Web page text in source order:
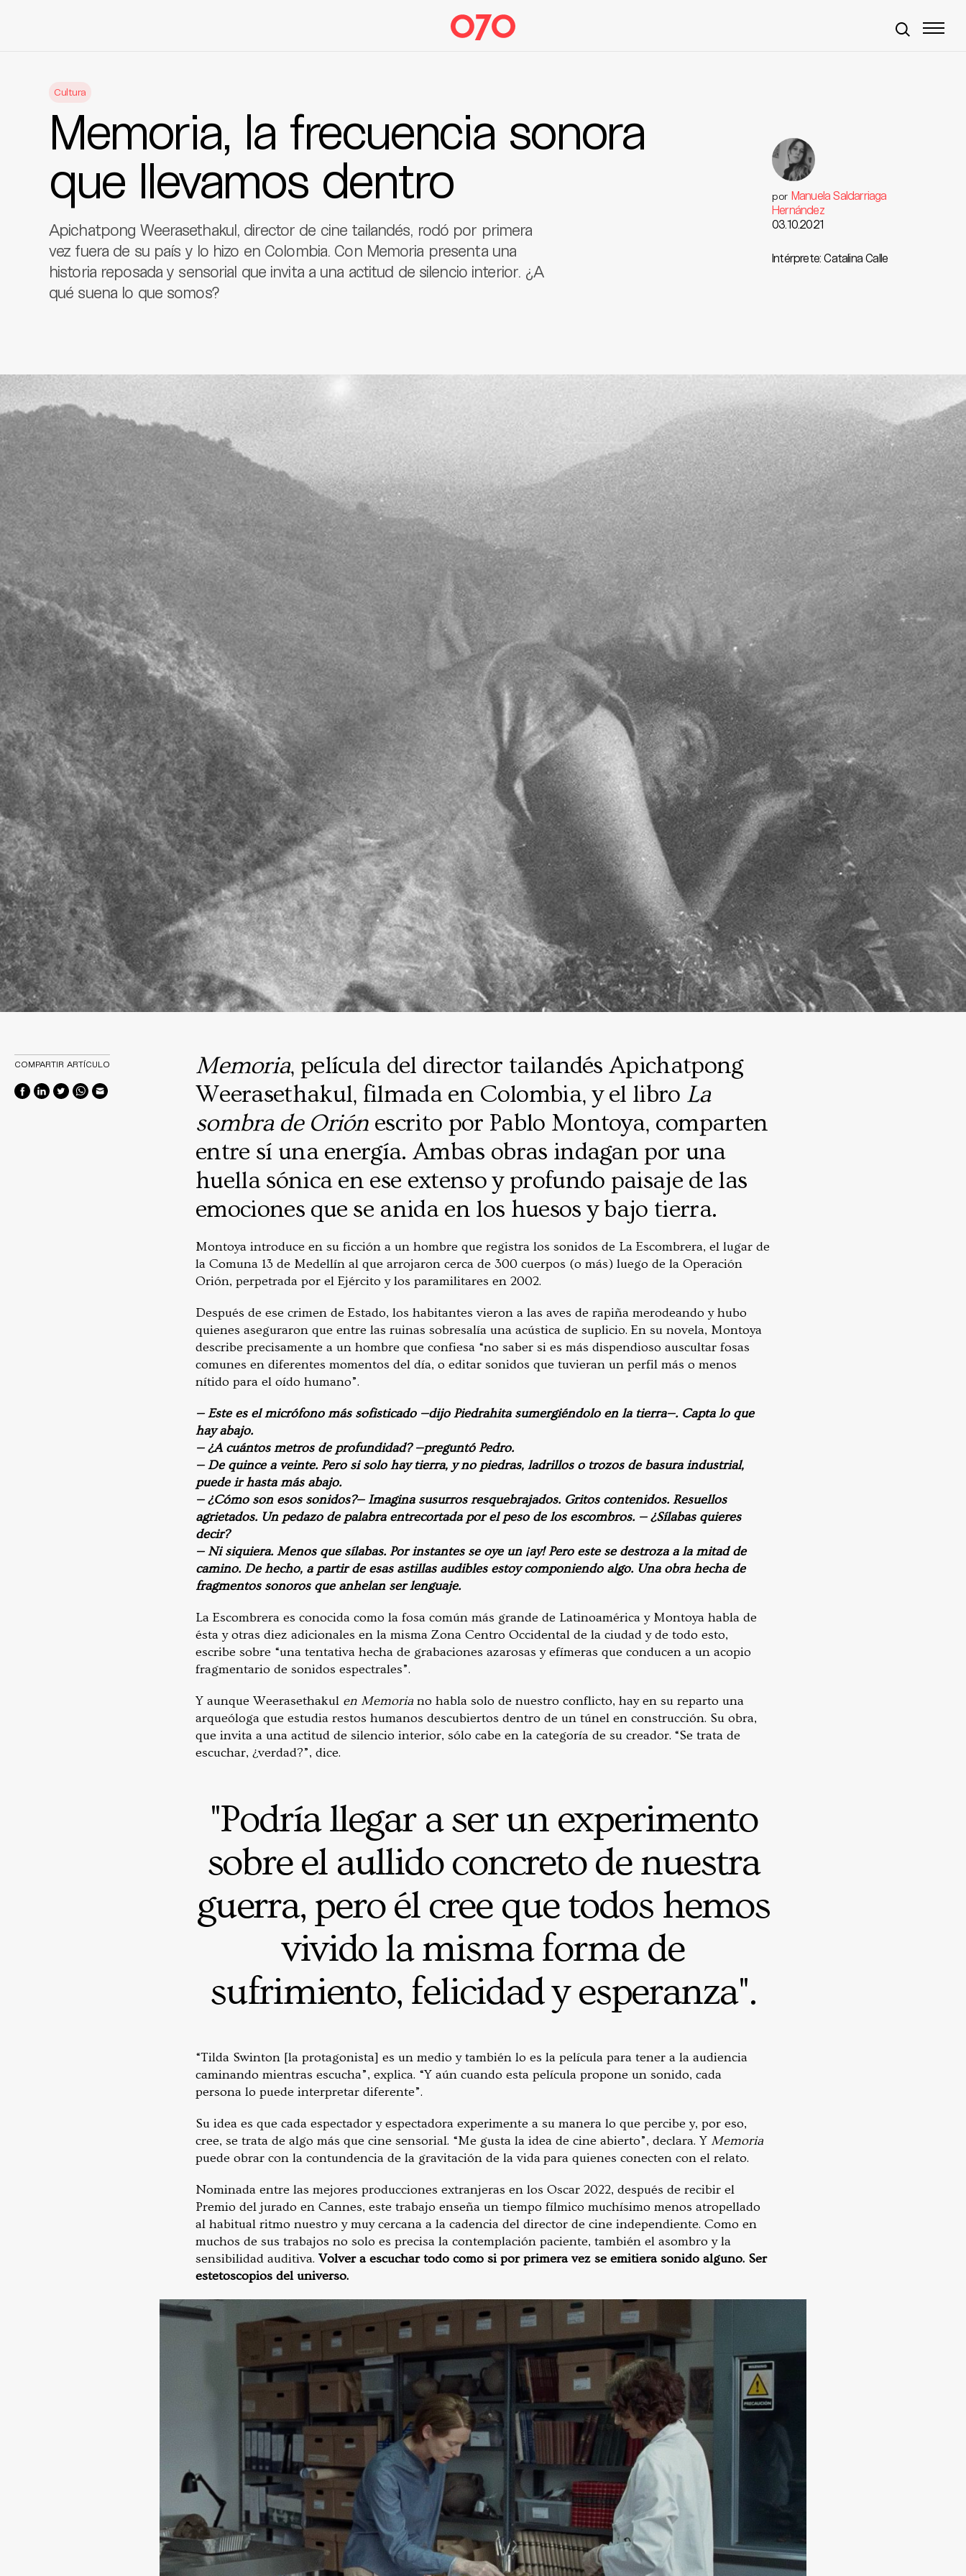
Cultura
Memoria, la frecuencia sonora
que llevamos dentro
Apichatpong Weerasethakul, director de cine tailandés, rodó por primera
vez fuera de su país y lo hizo en Colombia. Con Memoria presenta una
historia reposada y sensorial que invita a una actitud de silencio interior. ¿A
qué suena lo que somos?
por Manuela Saldarriaga
Hernández
03.10.2021
Intérprete: Catalina Calle
Memoria, película del director tailandés Apichatpong
Weerasethakul, filmada en Colombia, y el libro La
sombra de Oriónescrito por Pablo Montoya, comparten
entre sí una energía. Ambas obras indagan por una
huella sónica en ese extenso y profundo paisaje de las
emociones que se anida en los huesos y bajo tierra.
Montoya introduce en su ficción a un hombre que registra los sonidos de La Escombrera, el lugar de
la Comuna 13 de Medellín al que arrojaron cerca de 300 cuerpos (o más) luego de la Operación
Orión, perpetrada por el Ejército y los paramilitares en 2002.
Después de ese crimen de Estado, los habitantes vieron a las aves de rapiña merodeando y hubo
quienes aseguraron que entre las ruinas sobresalía una acústica de suplicio. En su novela, Montoya
describe precisamente a un hombre que confiesa “no saber si es más dispendioso auscultar fosas
comunes en diferentes momentos del día, o editar sonidos que tuvieran un perfil más o menos
nítido para el oído humano”.
— Este es el micrófono más sofisticado —dijo Piedrahita sumergiéndolo en la tierra—. Capta lo que
hay abajo.
— ¿A cuántos metros de profundidad? —preguntó Pedro.
— De quince a veinte. Pero si solo hay tierra, y no piedras, ladrillos o trozos de basura industrial,
puede ir hasta más abajo.
— ¿Cómo son esos sonidos?— Imagina susurros resquebrajados. Gritos contenidos. Resuellos
agrietados. Un pedazo de palabra entrecortada por el peso de los escombros. — ¿Sílabas quieres
decir?
— Ni siquiera. Menos que sílabas. Por instantes se oye un ¡ay! Pero este se destroza a la mitad de
camino. De hecho, a partir de esas astillas audibles estoy componiendo algo. Una obra hecha de
fragmentos sonoros que anhelan ser lenguaje.
La Escombrera es conocida como la fosa común más grande de Latinoamérica y Montoya habla de
ésta y otras diez adicionales en la misma Zona Centro Occidental de la ciudad y de todo esto,
escribe sobre “una tentativa hecha de grabaciones azarosas y efímeras que conducen a un acopio
fragmentario de sonidos espectrales”.
Y aunque Weerasethakul en Memoria no habla solo de nuestro conflicto, hay en su reparto una
arqueóloga que estudia restos humanos descubiertos dentro de un túnel en construcción. Su obra,
que invita a una actitud de silencio interior, sólo cabe en la categoría de su creador. “Se trata de
escuchar, ¿verdad?”, dice.
"Podría llegar a ser un experimento
sobre el aullido concreto de nuestra
guerra, pero él cree que todos hemos
vivido la misma forma de
sufrimiento, felicidad y esperanza".
“Tilda Swinton [la protagonista] es un medio y también lo es la película para tener a la audiencia
caminando mientras escucha”, explica. “Y aún cuando esta película propone un sonido, cada
persona lo puede interpretar diferente”.
Su idea es que cada espectador y espectadora experimente a su manera lo que percibe y, por eso,
cree, se trata de algo más que cine sensorial. “Me gusta la idea de cine abierto”, declara. Y Memoria
puede obrar con la contundencia de la gravitación de la vida para quienes conecten con el relato.
Nominada entre las mejores producciones extranjeras en los Oscar 2022, después de recibir el
Premio del jurado en Cannes, este trabajo enseña un tiempo fílmico muchísimo menos atropellado
al habitual ritmo nuestro y muy cercana a la cadencia del director de cine independiente. Como en
muchos de sus trabajos no solo es precisa la contemplación paciente, también el asombro y la
sensibilidad auditiva. Volver a escuchar todo como si por primera vez se emitiera sonido alguno. Ser
estetoscopios del universo.
COMPARTIR ARTÍCULO